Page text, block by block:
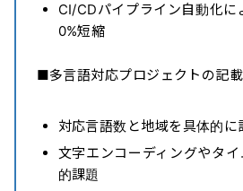
CI/CDパイプライン自動化に
0%短縮
■多言語対応プロジェクトの記
対応言語数と地域を具体的に
文字エンコーディングやタ
的課題